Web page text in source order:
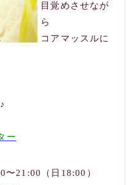
目覚めさせなが
ら
コアマッスルに
ー
〜21:00（日18:00）